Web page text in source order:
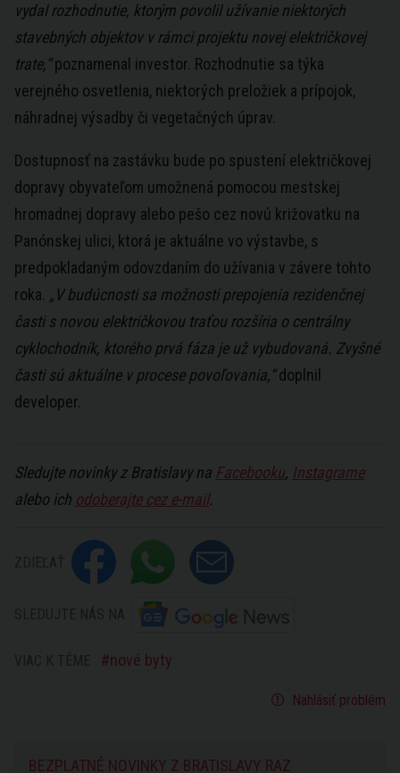
vydal rozhodnutie, ktorým povolil užívanie niektorých
stavebných objektov v rámci projektu novej električkovej
trate,“poznamenal investor. Rozhodnutie sa týka
verejného osvetlenia, niektorých preložiek a prípojok,
náhradnej výsadby či vegetačných úprav.
Dostupnosť na zastávku bude po spustení električkovej
dopravy obyvateľom umožnená pomocou mestskej
hromadnej dopravy alebo pešo cez novú križovatku na
Panónskej ulici, ktorá je aktuálne vo výstavbe, s
predpokladaným odovzdaním do užívania v závere tohto
roka. „V budúcnosti sa možnosti prepojenia rezidenčnej
časti s novou električkovou traťou rozšíria o centrálny
cyklochodník, ktorého prvá fáza je už vybudovaná. Zvyšné
časti sú aktuálne v procese povoľovania,“doplnil
developer.
Sledujte novinky z Bratislavy na Facebooku, Instagrame
alebo ich odoberajte cez e-mail.
nové byty
Nahlásiť problém
BEZPLATNÉ NOVINKY Z BRATISLAVY RAZ